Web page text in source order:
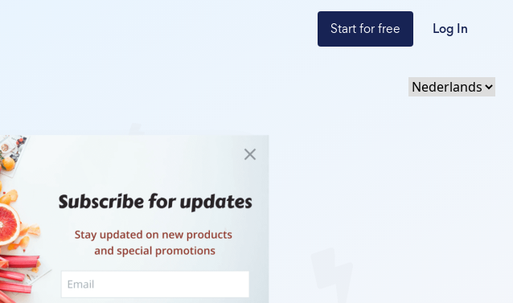
Start for free Log In